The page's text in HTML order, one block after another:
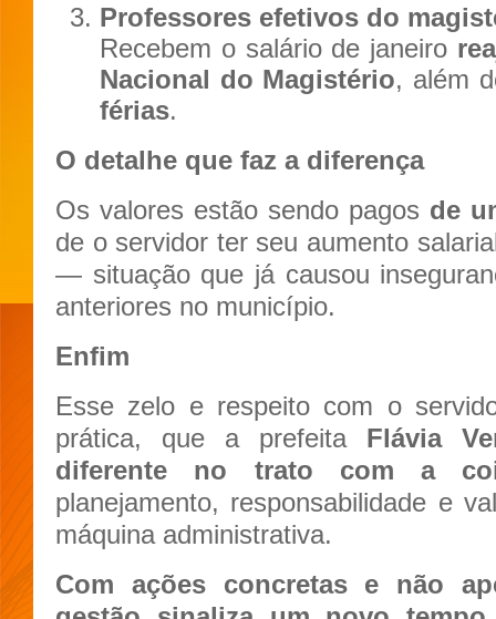
Professores efetivos do
Recebem o salário de janeiro
Nacional do Magistério, além
férias.
O detalhe que faz a diferença
Os valores estão sendo pagos de
de o servidor ter seu aumento
— situação que já causou
anteriores no município.
Enfim
Esse zelo e respeito com o
prática, que a prefeita Flávia
diferente no trato com a
planejamento, responsabilidade e
máquina administrativa.
Com ações concretas e não